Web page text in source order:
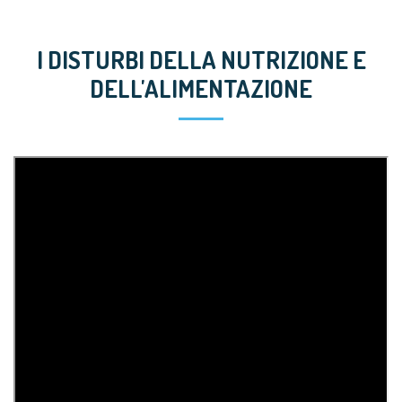
I DISTURBI DELLA NUTRIZIONE E
DELL'ALIMENTAZIONE